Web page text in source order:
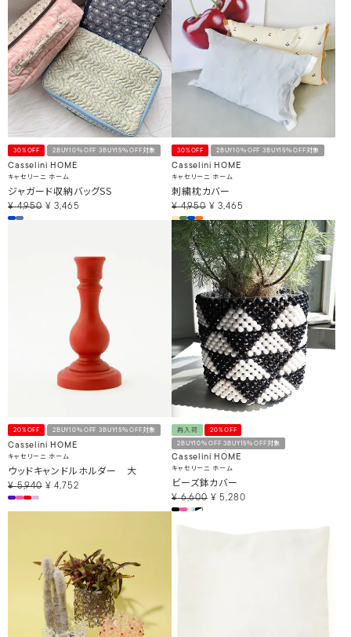
30%OFF 2BUY10％OFF 3BUY15％OFF対象
Casselini HOME
キャセリーニ ホーム
ジャガード収納バッグSS
¥ 4,950 ¥ 3,465
30%OFF 2BUY10％OFF 3BUY15％OFF対象
Casselini HOME
キャセリーニ ホーム
刺繍枕カバー
¥ 4,950 ¥ 3,465
20%OFF 2BUY10％OFF 3BUY15％OFF対象
Casselini HOME
キャセリーニ ホーム
ウッドキャンドルホルダー 大
¥ 5,940 ¥ 4,752
再入荷 20%OFF
2BUY10％OFF 3BUY15％OFF対象
Casselini HOME
キャセリーニ ホーム
ビーズ鉢カバー
¥ 6,600 ¥ 5,280